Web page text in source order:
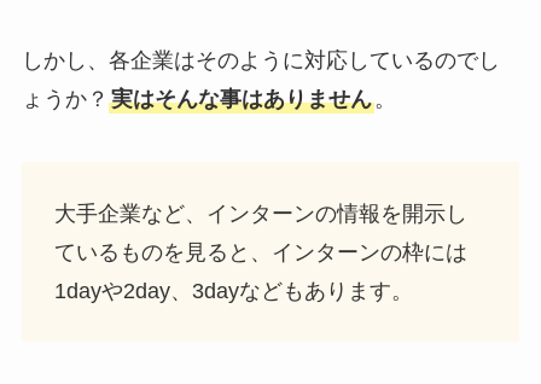
しかし、各企業はそのように対応しているのでし
ょうか？ 実はそんな事はありません。
大手企業など、インターンの情報を開示し
ているものを見ると、インターンの枠には
1dayや2day、3dayなどもあります。